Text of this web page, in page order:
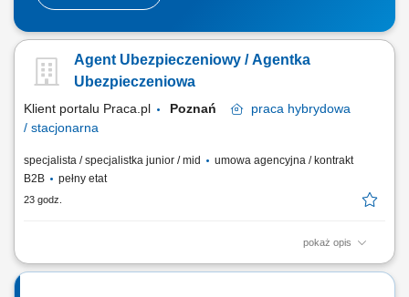
Agent Ubezpieczeniowy / Agentka
Ubezpieczeniowa
Klient portalu Praca.pl Poznań praca hybrydowa
/ stacjonarna
specjalista / specjalistka junior / mid
umowa agencyjna / kontrakt
B2B
pełny etat
23 godz.
pokaż opis
Budowanie i pozyskiwanie własnego portfela klientów oraz relacji